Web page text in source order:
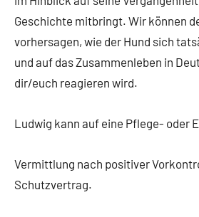
Geschichte mitbringt. Wir können
vorhersagen, wie der Hund sich
und auf das Zusammenleben in
dir/euch reagieren wird.
Ludwig kann auf eine Pflege- oder
Vermittlung nach positiver
Schutzvertrag.